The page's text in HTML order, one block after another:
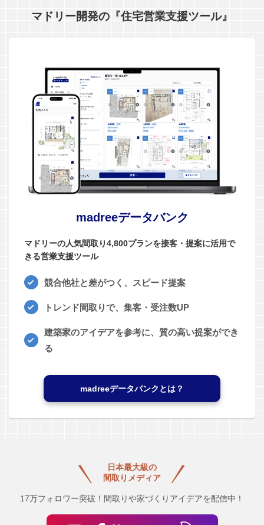
マドリー開発の『住宅営業支援ツール』
madreeデータバンク
マドリーの人気間取り4,800プランを接客・提案に活用で
きる営業支援ツール
競合他社と差がつく、スピード提案
トレンド間取りで、集客・受注数UP
建築家のアイデアを参考に、質の高い提案ができ
る
madreeデータバンクとは？
日本最大級の
間取りメディア
17万フォロワー突破！間取りや家づくりアイデアを配信中！